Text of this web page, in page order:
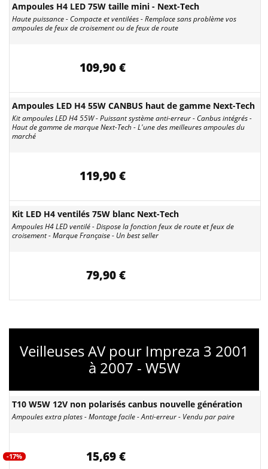
Ampoules H4 LED 75W taille mini - Next-Tech
Haute puissance - Compacte et ventilées - Remplace sans problème vos
ampoules de feux de croisement ou de feux de route
109,90 €
Ampoules LED H4 55W CANBUS haut de gamme Next-Tech
Kit ampoules LED H4 55W - Puissant système anti-erreur - Canbus intégrés -
Haut de gamme de marque Next-Tech - L'une des meilleures ampoules du
marché
119,90 €
Kit LED H4 ventilés 75W blanc Next-Tech
Ampoules H4 LED ventilé - Dispose la fonction feux de route et feux de
croisement - Marque Française - Un best seller
79,90 €
Veilleuses AV pour Impreza 3 2001
à 2007 - W5W
T10 W5W 12V non polarisés canbus nouvelle génération
Ampoules extra plates - Montage facile - Anti-erreur - Vendu par paire
-17% 15,69 €